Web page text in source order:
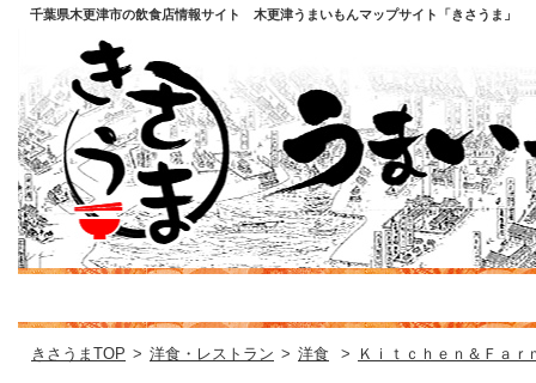
千葉県木更津市の飲食店情報サイト 木更津うまいもんマップサイト「きさうま」
きさうまTOP > 洋食・レストラン > 洋食 > Ｋｉｔｃｈｅｎ＆Ｆａ